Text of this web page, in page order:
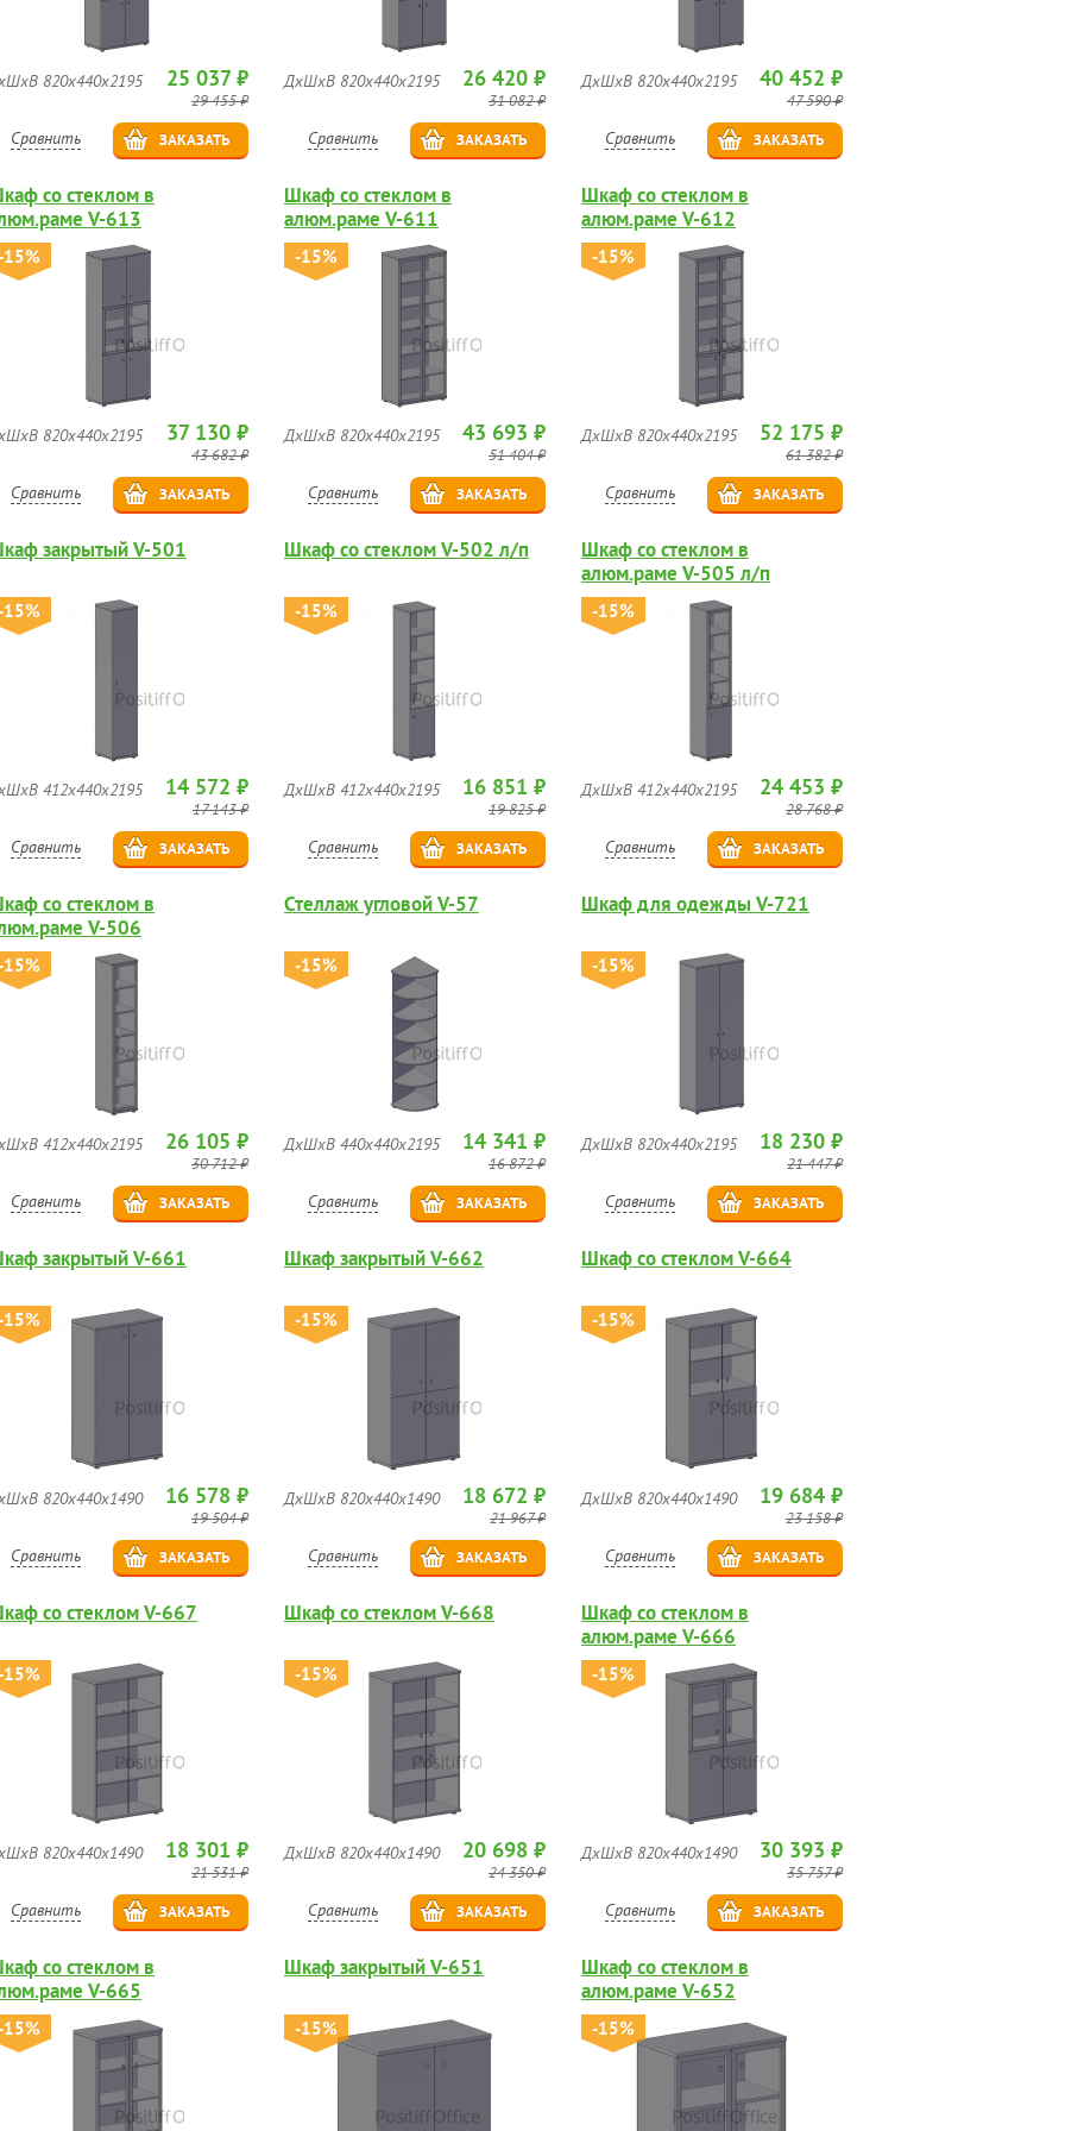
820х440х2195 25 037 ₽
29 455 ₽
Сравнить ЗАКАЗАТЬ
ДхШхВ 820х440х2195 26 420 ₽
31 082 ₽
Сравнить ЗАКАЗАТЬ
ДхШхВ 820х440х2195 40 452 ₽
47 590 ₽
Сравнить ЗАКАЗАТЬ
со стеклом в
V-613
15%
820х440х2195 37 130 ₽
43 682 ₽
Сравнить ЗАКАЗАТЬ
Шкаф со стеклом в
алюм.раме V-611
-15%
ДхШхВ 820х440х2195 43 693 ₽
51 404 ₽
Сравнить ЗАКАЗАТЬ
Шкаф со стеклом в
алюм.раме V-612
-15%
ДхШхВ 820х440х2195 52 175 ₽
61 382 ₽
Сравнить ЗАКАЗАТЬ
закрытый V-501
15%
412х440х2195 14 572 ₽
17 143 ₽
Сравнить ЗАКАЗАТЬ
Шкаф со стеклом V-502 л/п
-15%
ДхШхВ 412х440х2195 16 851 ₽
19 825 ₽
Сравнить ЗАКАЗАТЬ
Шкаф со стеклом в
алюм.раме V-505 л/п
-15%
ДхШхВ 412х440х2195 24 453 ₽
28 768 ₽
Сравнить ЗАКАЗАТЬ
со стеклом в
V-506
15%
412х440х2195 26 105 ₽
30 712 ₽
Сравнить ЗАКАЗАТЬ
Стеллаж угловой V-57
-15%
ДхШхВ 440х440х2195 14 341 ₽
16 872 ₽
Сравнить ЗАКАЗАТЬ
Шкаф для одежды V-721
-15%
ДхШхВ 820х440х2195 18 230 ₽
21 447 ₽
Сравнить ЗАКАЗАТЬ
закрытый V-661
15%
820х440х1490 16 578 ₽
19 504 ₽
Сравнить ЗАКАЗАТЬ
Шкаф закрытый V-662
-15%
ДхШхВ 820х440х1490 18 672 ₽
21 967 ₽
Сравнить ЗАКАЗАТЬ
Шкаф со стеклом V-664
-15%
ДхШхВ 820х440х1490 19 684 ₽
23 158 ₽
Сравнить ЗАКАЗАТЬ
со стеклом V-667
15%
820х440х1490 18 301 ₽
21 531 ₽
Сравнить ЗАКАЗАТЬ
Шкаф со стеклом V-668
-15%
ДхШхВ 820х440х1490 20 698 ₽
24 350 ₽
Сравнить ЗАКАЗАТЬ
Шкаф со стеклом в
алюм.раме V-666
-15%
ДхШхВ 820х440х1490 30 393 ₽
35 757 ₽
Сравнить ЗАКАЗАТЬ
со стеклом в
V-665
15%
Шкаф закрытый V-651
-15%
Шкаф со стеклом в
алюм.раме V-652
-15%